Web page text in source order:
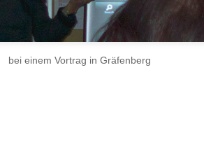
bei einem Vortrag in Gräfenberg